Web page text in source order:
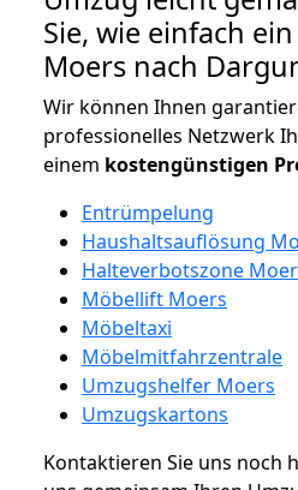
Sie, wie einfach
Moers nach
Wir können Ihnen
professionelles Netzwerk
einem kostengünstigen
Entrümpelung
Haushaltsauflösung
Halteverbotszone
Möbellift Moers
Möbeltaxi
Möbelmitfahrzentrale
Umzugshelfer Moers
Umzugskartons
Kontaktieren Sie uns noch